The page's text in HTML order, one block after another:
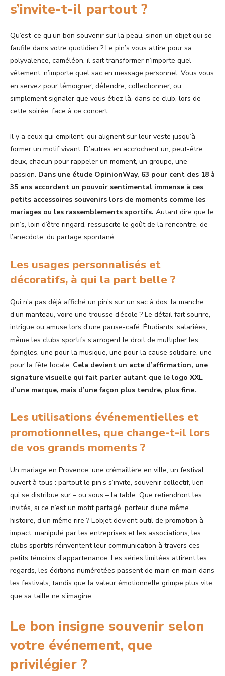
s’invite-t-il partout ?
Qu’est-ce qu’un bon souvenir sur la peau, sinon un objet qui se
faufile dans votre quotidien ? Le pin’s vous attire pour sa
polyvalence, caméléon, il sait transformer n’importe quel
vêtement, n’importe quel sac en message personnel. Vous vous
en servez pour témoigner, défendre, collectionner, ou
simplement signaler que vous étiez là, dans ce club, lors de
cette soirée, face à ce concert…
Il y a ceux qui empilent, qui alignent sur leur veste jusqu’à
former un motif vivant. D’autres en accrochent un, peut-être
deux, chacun pour rappeler un moment, un groupe, une
passion. Dans une étude OpinionWay, 63 pour cent des 18 à
35 ans accordent un pouvoir sentimental immense à ces
petits accessoires souvenirs lors de moments comme les
mariages ou les rassemblements sportifs. Autant dire que le
pin’s, loin d’être ringard, ressuscite le goût de la rencontre, de
l’anecdote, du partage spontané.
Les usages personnalisés et
décoratifs, à qui la part belle ?
Qui n’a pas déjà affiché un pin’s sur un sac à dos, la manche
d’un manteau, voire une trousse d’école ? Le détail fait sourire,
intrigue ou amuse lors d’une pause-café. Étudiants, salariées,
même les clubs sportifs s’arrogent le droit de multiplier les
épingles, une pour la musique, une pour la cause solidaire, une
pour la fête locale. Cela devient un acte d’affirmation, une
signature visuelle qui fait parler autant que le logo XXL
d’une marque, mais d’une façon plus tendre, plus fine.
Les utilisations événementielles et
promotionnelles, que change-t-il lors
de vos grands moments ?
Un mariage en Provence, une crémaillère en ville, un festival
ouvert à tous : partout le pin’s s’invite, souvenir collectif, lien
qui se distribue sur – ou sous – la table. Que retiendront les
invités, si ce n’est un motif partagé, porteur d’une même
histoire, d’un même rire ? L’objet devient outil de promotion à
impact, manipulé par les entreprises et les associations, les
clubs sportifs réinventent leur communication à travers ces
petits témoins d’appartenance. Les séries limitées attirent les
regards, les éditions numérotées passent de main en main dans
les festivals, tandis que la valeur émotionnelle grimpe plus vite
que sa taille ne s’imagine.
Le bon insigne souvenir selon
votre événement, que
privilégier ?